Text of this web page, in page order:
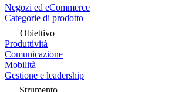
Negozi ed eCommerce
Categorie di prodotto
Obiettivo
Produttività
Comunicazione
Mobilità
Gestione e leadership
Strumento